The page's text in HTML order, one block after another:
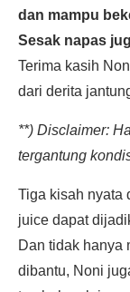
dan mampu
Sesak napas
Terima kasih
dari derita
**) Disclaimer:
tergantung
Tiga kisah nyata
juice dapat
Dan tidak hanya
dibantu, Noni